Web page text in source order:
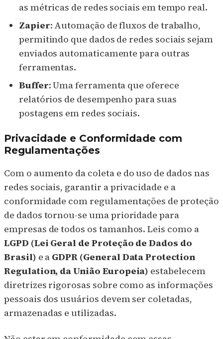
as métricas de redes sociais em tempo real.
Zapier: Automação de fluxos de trabalho,
permitindo que dados de redes sociais sejam
enviados automaticamente para outras
ferramentas.
Buffer: Uma ferramenta que oferece
relatórios de desempenho para suas
postagens em redes sociais.
Privacidade e Conformidade com
Regulamentações
Com o aumento da coleta e do uso de dados nas
redes sociais, garantir a privacidade e a
conformidade com regulamentações de proteção
de dados tornou-se uma prioridade para
empresas de todos os tamanhos. Leis como a
LGPD (Lei Geral de Proteção de Dados do
Brasil) e a GDPR (General Data Protection
Regulation, da União Europeia) estabelecem
diretrizes rigorosas sobre como as informações
pessoais dos usuários devem ser coletadas,
armazenadas e utilizadas.